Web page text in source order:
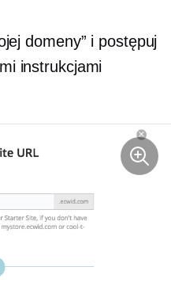
domeny” i postępuj
instrukcjami